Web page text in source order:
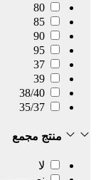
80
85
90
95
37
39
38/40
35/37
منتج مجمع
لا